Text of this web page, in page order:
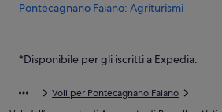
Pontecagnano Faiano: Agriturismi
Pontecagnano Faiano: Case private in
Bellizzi: Case private in affitto
*Disponibile per gli iscritti a Expedia.
Voli per Pontecagnano Faiano